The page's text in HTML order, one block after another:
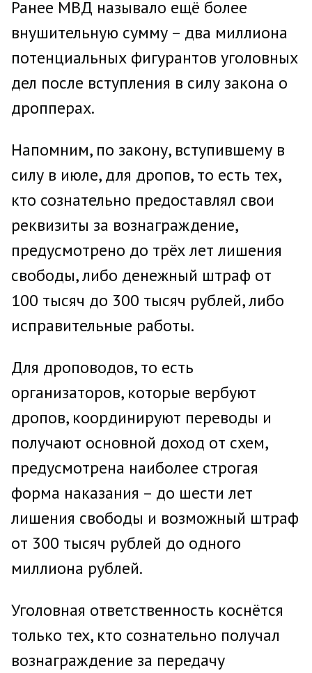
Ранее МВД называло ещё более
внушительную сумму – два миллиона
потенциальных фигурантов уголовных
дел после вступления в силу закона о
дропперах.
Напомним, по закону, вступившему в
силу в июле, для дропов, то есть тех,
кто сознательно предоставлял свои
реквизиты за вознаграждение,
предусмотрено до трёх лет лишения
свободы, либо денежный штраф от
100 тысяч до 300 тысяч рублей, либо
исправительные работы.
Для дроповодов, то есть
организаторов, которые вербуют
дропов, координируют переводы и
получают основной доход от схем,
предусмотрена наиболее строгая
форма наказания – до шести лет
лишения свободы и возможный штраф
от 300 тысяч рублей до одного
миллиона рублей.
Уголовная ответственность коснётся
только тех, кто сознательно получал
вознаграждение за передачу